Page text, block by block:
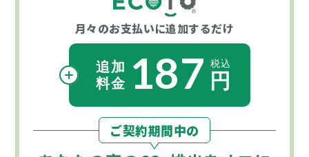
月々のお支払いに追加するだけ
187
ご契約期間中の